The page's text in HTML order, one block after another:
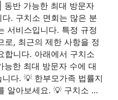
동반 가능한 최대 방문자
. 구치소 면회는 많은 분
서비스입니다. 특정 규정
로, 최근의 제한 사항을 정
합니다. 아래에서 구치소
능한 최대 방문자 수에 대
다. 💡 한부모가족 법률지
알아보세요. 💡 구치소 …